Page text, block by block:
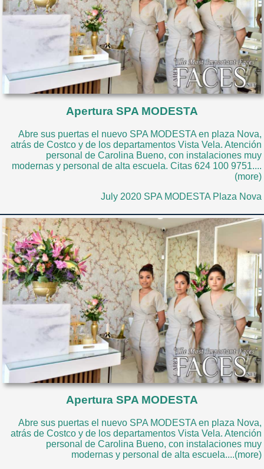
Apertura SPA MODESTA
Abre sus puertas el nuevo SPA MODESTA en plaza Nova,
atrás de Costco y de los departamentos Vista Vela. Atención
personal de Carolina Bueno, con instalaciones muy
modernas y personal de alta escuela. Citas 624 100 9751....
(more)
July 2020 SPA MODESTA Plaza Nova
Apertura SPA MODESTA
Abre sus puertas el nuevo SPA MODESTA en plaza Nova,
atrás de Costco y de los departamentos Vista Vela. Atención
personal de Carolina Bueno, con instalaciones muy
modernas y personal de alta escuela....(more)